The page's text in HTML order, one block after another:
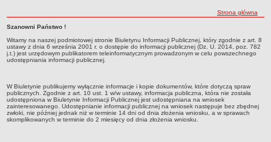
KSeF – wystawianie faktur dla MCS Wrocław
Status prawny
Struktura organizacyjna
Działalność
Dokumenty organizacyjne
Majątek
ścieżka nawigacji
Strona główna
Strona główna
Szanowni Państwo !
Witamy na naszej podmiotowej stronie Biuletynu Informacji Publicznej, który zgodnie z art. 8
ustawy z dnia 6 września 2001 r. o dostępie do informacji publicznej (Dz. U. 2014, poz. 782
j.t.) jest urzędowym publikatorem teleinformatycznym prowadzonym w celu powszechnego
udostępniania informacji publicznej.
W Biuletynie publikujemy wyłącznie informacje i kopie dokumentów, które dotyczą spraw
publicznych. Zgodnie z art. 10 ust. 1 w/w ustawy, informacja publiczna, która nie została
udostępniona w Biuletynie Informacji Publicznej jest udostępniana na wniosek
zainteresowanego. Udostępnianie informacji publicznej na wniosek następuje bez zbędnej
zwłoki, nie później jednak niż w terminie 14 dni od dnia złożenia wniosku, a w sprawach
skomplikowanych w terminie do 2 miesięcy od dnia złożenia wniosku.